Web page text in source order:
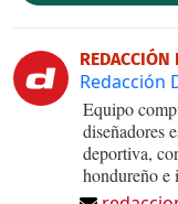
REDACCIÓN
Redacción
Equipo
diseñadores
deportiva,
hondureño e